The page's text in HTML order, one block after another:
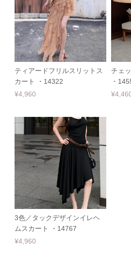
ティアードフリルスリットス
カート ・14322
¥4,960
チェ
・
3色／タックデザインイレヘ
ムスカート ・14767
¥4,960